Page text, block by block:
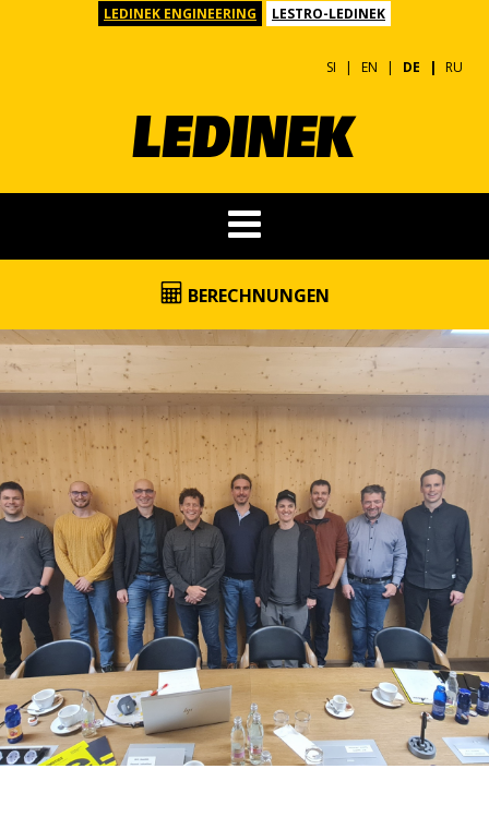
LEDINEK ENGINEERING LESTRO-LEDINEK
SI EN DE RU
BERECHNUNGEN